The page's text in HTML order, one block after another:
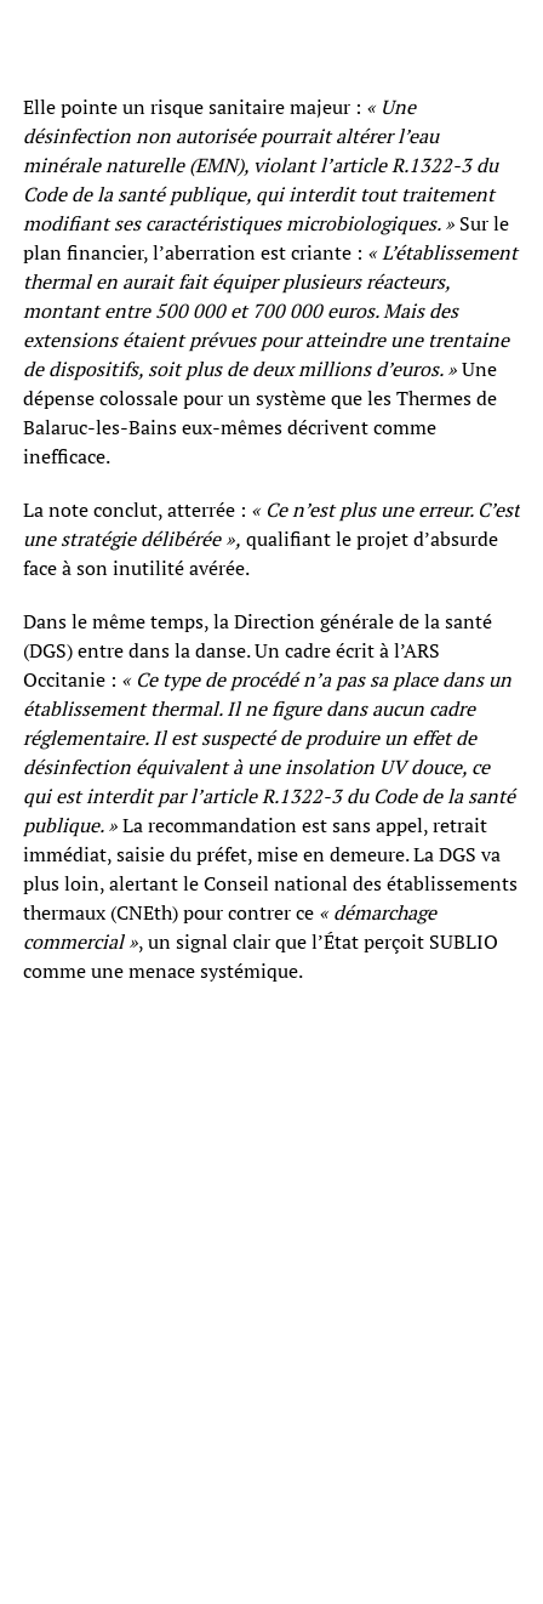
Elle pointe un risque sanitaire majeur : « Une
désinfection non autorisée pourrait altérer l’eau
minérale naturelle (EMN), violant l’article R.1322-3 du
Code de la santé publique, qui interdit tout traitement
modifiant ses caractéristiques microbiologiques. »Sur le
plan financier, l’aberration est criante : « L’établissement
thermal en aurait fait équiper plusieurs réacteurs,
montant entre 500 000 et 700 000 euros. Mais des
extensions étaient prévues pour atteindre une trentaine
de dispositifs, soit plus de deux millions d’euros. »Une
dépense colossale pour un système que les Thermes de
Balaruc-les-Bains eux-mêmes décrivent comme
inefficace.
La note conclut, atterrée : « Ce n’est plus une erreur. C’est
une stratégie délibérée », qualifiant le projet d’absurde
face à son inutilité avérée.
Dans le même temps, la Direction générale de la santé
(DGS) entre dans la danse. Un cadre écrit à l’ARS
Occitanie : « Ce type de procédé n’a pas sa place dans un
établissement thermal. Il ne figure dans aucun cadre
réglementaire. Il est suspecté de produire un effet de
désinfection équivalent à une insolation UV douce, ce
qui est interdit par l’article R.1322-3 du Code de la santé
publique. »La recommandation est sans appel, retrait
immédiat, saisie du préfet, mise en demeure. La DGS va
plus loin, alertant le Conseil national des établissements
thermaux (CNEth) pour contrer ce « démarchage
commercial », un signal clair que l’État perçoit SUBLIO
comme une menace systémique.